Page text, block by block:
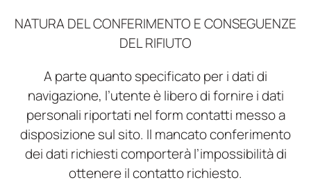
NATURA DEL CONFERIMENTO E CONSEGUENZE
DEL RIFIUTO
A parte quanto specificato per i dati di
navigazione, l’utente è libero di fornire i dati
personali riportati nel form contatti messo a
disposizione sul sito. Il mancato conferimento
dei dati richiesti comporterà l’impossibilità di
ottenere il contatto richiesto.